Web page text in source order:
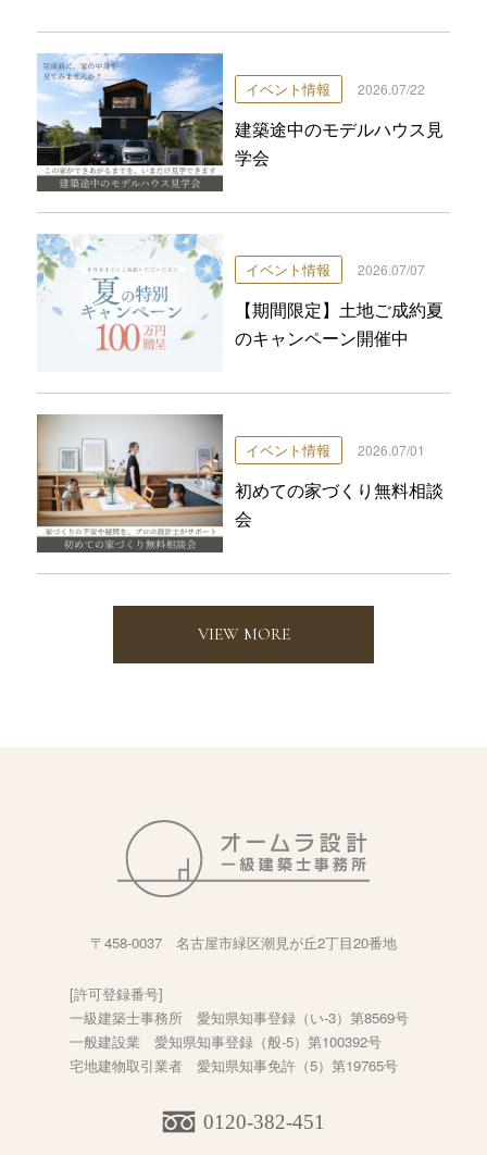
イベント情報 2026.07/22
建築途中のモデルハウス見
学会
イベント情報 2026.07/07
【期間限定】土地ご成約夏
のキャンペーン開催中
イベント情報 2026.07/01
初めての家づくり無料相談
会
VIEW MORE
〒458-0037 名古屋市緑区潮見が丘2丁目20番地
[許可登録番号]
一級建築士事務所 愛知県知事登録（い-3）第8569号
一般建設業 愛知県知事登録（般-5）第100392号
宅地建物取引業者 愛知県知事免許（5）第19765号
0120-382-451